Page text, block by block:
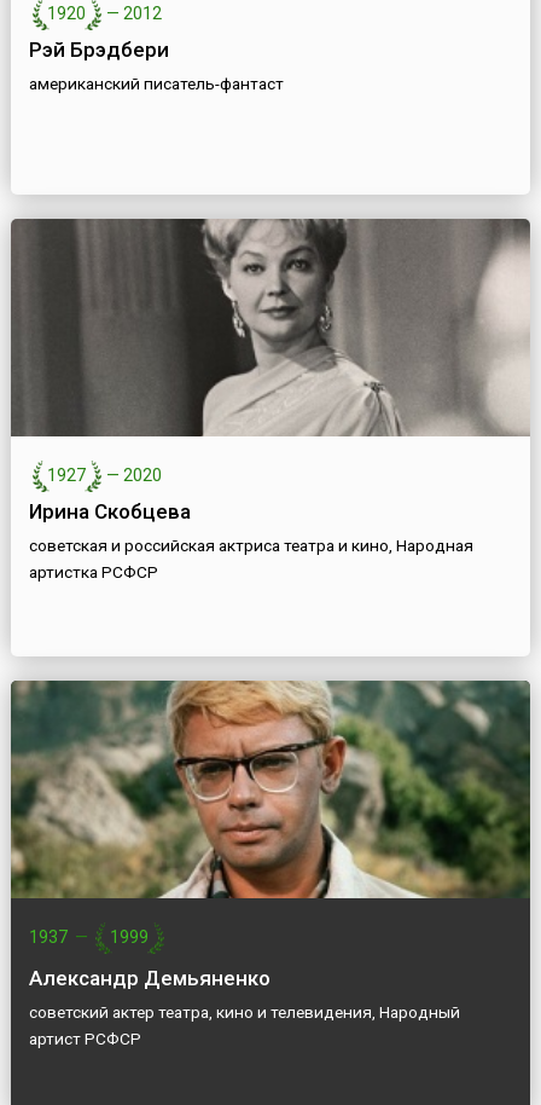
1920 — 2012
Рэй Брэдбери
американский писатель-фантаст
1927 — 2020
Ирина Скобцева
советская и российская актриса театра и кино, Народная
артистка РСФСР
1937 — 1999
Александр Демьяненко
советский актер театра, кино и телевидения, Народный
артист РСФСР